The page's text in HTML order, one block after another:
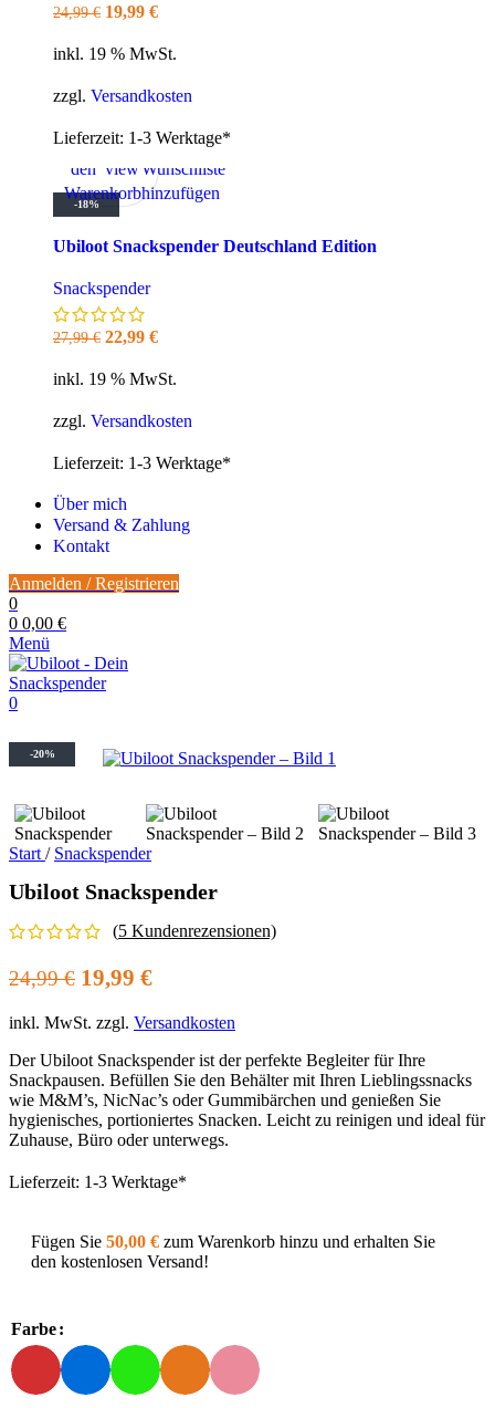
24,99€ Ursprünglicher
war:
19,99 €Aktueller
ist:
inkl. 19 % MwSt.
zzgl. Versandkosten
Lieferzeit: 1-3 Werktage*
-18%
In
den
Warenkorb
Quick
view
Zur
Wunschliste
hinzufügen
Ubiloot Snackspender Deutschland Edition
Snackspender
27,99€ Ursprünglicher
war:
22,99 €Aktueller
ist:
inkl. 19 % MwSt.
zzgl. Versandkosten
Lieferzeit: 1-3 Werktage*
Über mich
Versand & Zahlung
Kontakt
Anmelden / Registrieren
0
0 0,00 €
Menü
0
-20%
Start / Snackspender
Ubiloot Snackspender
(5 Kundenrezensionen)
24,99€ Ursprünglicher
war:
24,99 €
19,99 €Aktueller
ist:
19,99 €.
inkl. MwSt. zzgl. Versandkosten
Der Ubiloot Snackspender ist der perfekte Begleiter für Ihre
Snackpausen. Befüllen Sie den Behälter mit Ihren Lieblingssnacks
wie M&M’s, NicNac’s oder Gummibärchen und genießen Sie
hygienisches, portioniertes Snacken. Leicht zu reinigen und ideal für
Zuhause, Büro oder unterwegs.
Lieferzeit: 1-3 Werktage*
Fügen Sie 50,00 € zum Warenkorb hinzu und erhalten Sie
den kostenlosen Versand!
Farbe